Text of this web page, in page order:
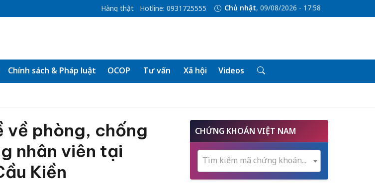
Hàng thật Hotline: 0931725555 Chủ nhật, 09/08/2026 - 17:58
Chính sách & Pháp luật OCOP Tư vấn Xã hội Videos
về phòng, chống
nhân viên tại
Kiền
CHỨNG KHOÁN VIỆT NAM
Tìm kiếm mã chứng khoán...